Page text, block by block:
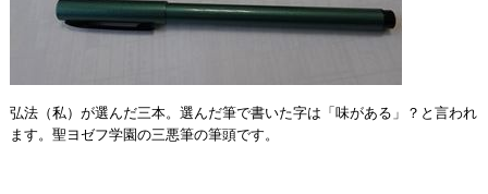
弘法（私）が選んだ三本。選んだ筆で書いた字は「味がある」？と言われ
ます。聖ヨゼフ学園の三悪筆の筆頭です。